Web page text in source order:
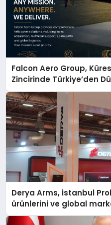
Falcon Aero Group,
Zincirinde Türkiye’den
Derya Arms, İstanbul
ürünlerini ve global